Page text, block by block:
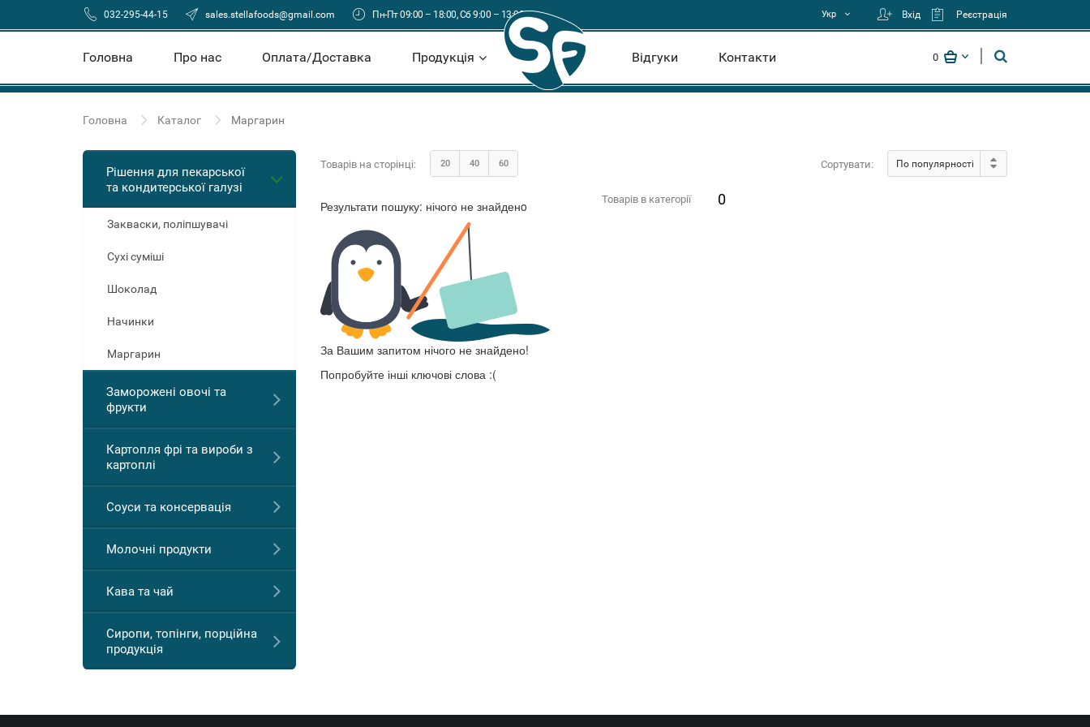
032-295-44-15 sales.stellafoods@gmail.com Пн-Пт 09:00 – 18:00, Сб 9:00 – 13:00 Вхід Реєстрація
Укр
Головна Про нас Оплата/Доставка Продукція Контакти
Відгуки 0
Головна Каталог Маргарин
Рішення для пекарської
та кондитерської галузі
Закваски, поліпшувачі
Сухі суміші
Шоколад
Начинки
Маргарин
Заморожені овочі та
фрукти
Картопля фрі та вироби з
картоплі
Соуси та консервація
Молочні продукти
Кава та чай
Сиропи, топінги, порційна
продукція
Товарів на сторінці: 20 40 60 Сортувати: По популярності
Товарів в категорії 0
Результати пошуку: нічого не знайденo
За Вашим запитом нічого не знайдено!
Попробуйте інші ключові слова :(